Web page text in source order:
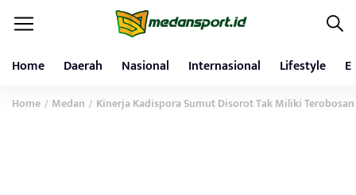
Home Daerah Nasional Internasional Lifestyle
Home / Medan / Kinerja Kadispora Sumut Disorot Tak Miliki Terobosan